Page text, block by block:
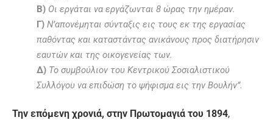
Β) Οι εργάται να εργάζωνται 8 ώρας την ημέραν.
Γ) Ν’απονέμηται σύνταξις εις τους εκ της εργασίας
παθόντας και καταστάντας ανικάνους προς διατήρησιν
εαυτών και της οικογενείας των.
Δ) Το συμβούλιον του Κεντρικού Σοσιαλιστικού
Συλλόγου να επιδώση το ψήφισμα εις την Βουλήν”.
Την επόμενη χρονιά, στην Πρωτομαγιά του 1894,